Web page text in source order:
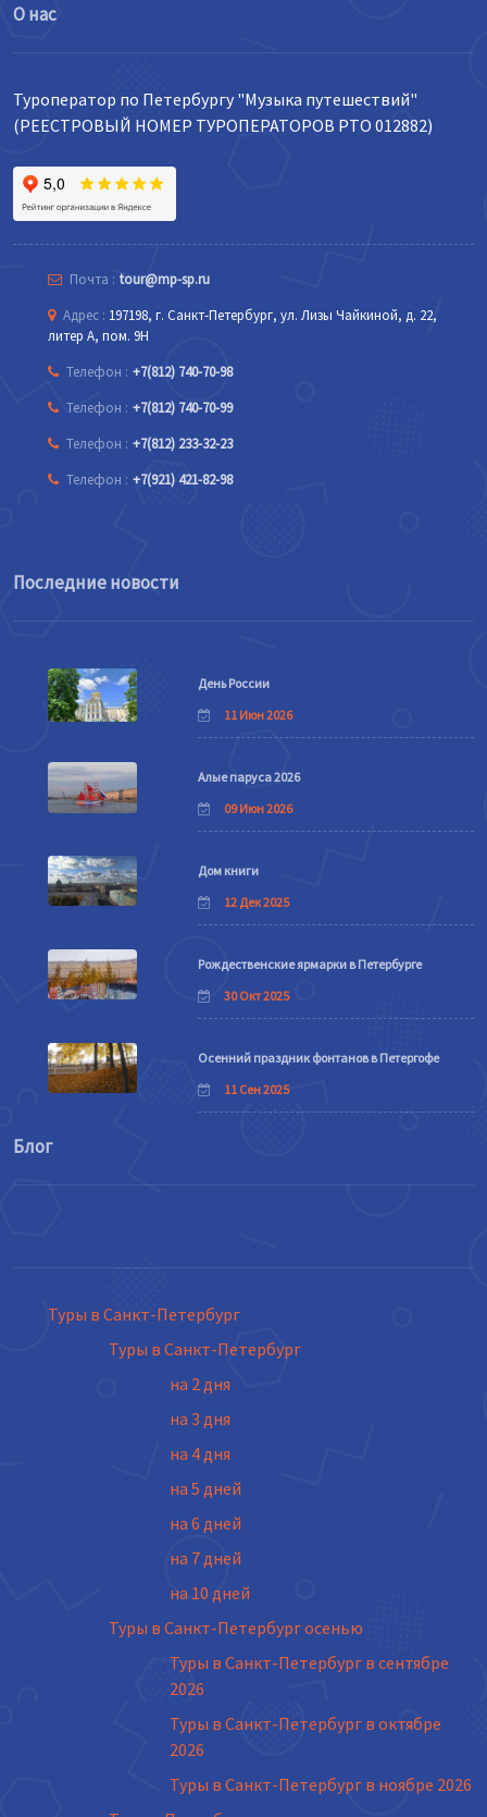
О нас
Туроператор по Петербургу "Музыка путешествий"
(РЕЕСТРОВЫЙ НОМЕР ТУРОПЕРАТОРОВ РТО 012882)
Почта : tour@mp-sp.ru
Адрес : 197198, г. Санкт-Петербург, ул. Лизы Чайкиной, д. 22,
литер А, пом. 9Н
Телефон : +7(812) 740-70-98
Телефон : +7(812) 740-70-99
Телефон : +7(812) 233-32-23
Телефон : +7(921) 421-82-98
Последние новости
День России
11 Июн 2026
Алые паруса 2026
09 Июн 2026
Дом книги
12 Дек 2025
Рождественские ярмарки в Петербурге
30 Окт 2025
Осенний праздник фонтанов в Петергофе
11 Сен 2025
Блог
Туры в Санкт-Петербург
Туры в Санкт-Петербург
на 2 дня
на 3 дня
на 4 дня
на 5 дней
на 6 дней
на 7 дней
на 10 дней
Туры в Санкт-Петербург осенью
Туры в Санкт-Петербург в сентябре
2026
Туры в Санкт-Петербург в октябре
2026
Туры в Санкт-Петербург в ноябре 2026